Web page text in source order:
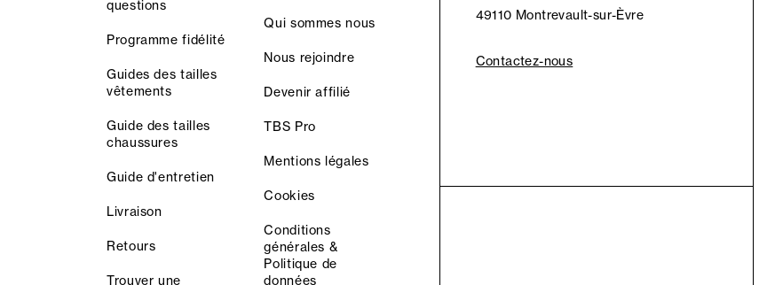
questions
Programme fidélité
Guides des tailles
vêtements
Guide des tailles
chaussures
Guide d'entretien
Livraison
Retours
Trouver une
Qui sommes nous
Nous rejoindre
Devenir affilié
TBS Pro
Mentions légales
Cookies
Conditions
générales &
Politique de
données
49110 Montrevault-sur-Èvre
Contactez-nous